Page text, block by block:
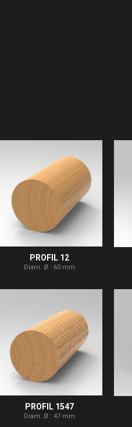
PROFIL 12
Diam. Ø : 60 mm
PROFIL 1547
Diam. Ø : 47 mm